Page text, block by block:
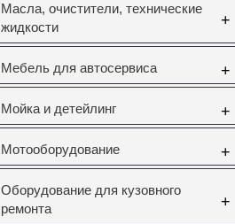
Масла, очистители, технические
жидкости
+
Мебель для автосервиса +
Мойка и детейлинг +
Мотооборудование +
Оборудование для кузовного
ремонта
+